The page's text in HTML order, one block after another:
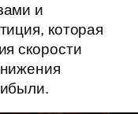
и
которая
скорости